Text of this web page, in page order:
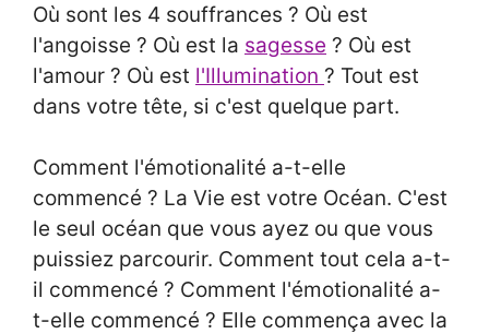
Où sont les 4 souffrances ? Où est
l'angoisse ? Où est la sagesse ? Où est
l'amour ? Où est l'Illumination ? Tout est
dans votre tête, si c'est quelque part.
Comment l'émotionalité a-t-elle
commencé ? La Vie est votre Océan. C'est
le seul océan que vous ayez ou que vous
puissiez parcourir. Comment tout cela a-t-
il commencé ? Comment l'émotionalité a-
t-elle commencé ? Elle commença avec la